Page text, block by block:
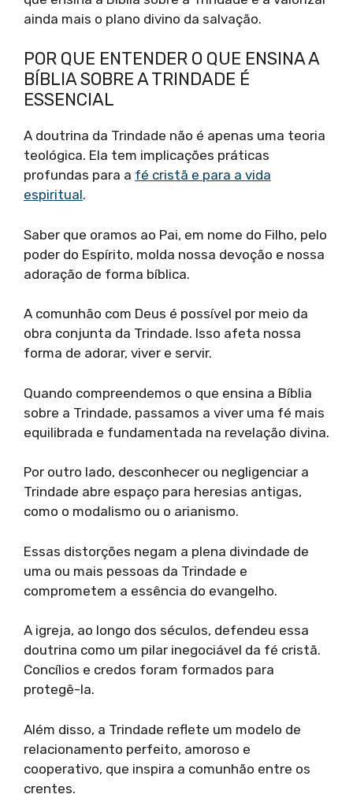
ainda mais o plano divino da salvação.
POR QUE ENTENDER O QUE ENSINA A
BÍBLIA SOBRE A TRINDADE É
ESSENCIAL
A doutrina da Trindade não é apenas uma teoria
teológica. Ela tem implicações práticas
profundas para a fé cristã e para a vida
espiritual.
Saber que oramos ao Pai, em nome do Filho, pelo
poder do Espírito, molda nossa devoção e nossa
adoração de forma bíblica.
A comunhão com Deus é possível por meio da
obra conjunta da Trindade. Isso afeta nossa
forma de adorar, viver e servir.
Quando compreendemos o que ensina a Bíblia
sobre a Trindade, passamos a viver uma fé mais
equilibrada e fundamentada na revelação divina.
Por outro lado, desconhecer ou negligenciar a
Trindade abre espaço para heresias antigas,
como o modalismo ou o arianismo.
Essas distorções negam a plena divindade de
uma ou mais pessoas da Trindade e
comprometem a essência do evangelho.
A igreja, ao longo dos séculos, defendeu essa
doutrina como um pilar inegociável da fé cristã.
Concílios e credos foram formados para
protegê-la.
Além disso, a Trindade reflete um modelo de
relacionamento perfeito, amoroso e
cooperativo, que inspira a comunhão entre os
crentes.